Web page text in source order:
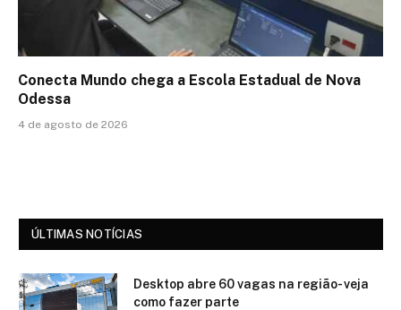
Conecta Mundo chega a Escola Estadual de Nova
Odessa
4 de agosto de 2026
ÚLTIMAS NOTÍCIAS
Desktop abre 60 vagas na região- veja
como fazer parte